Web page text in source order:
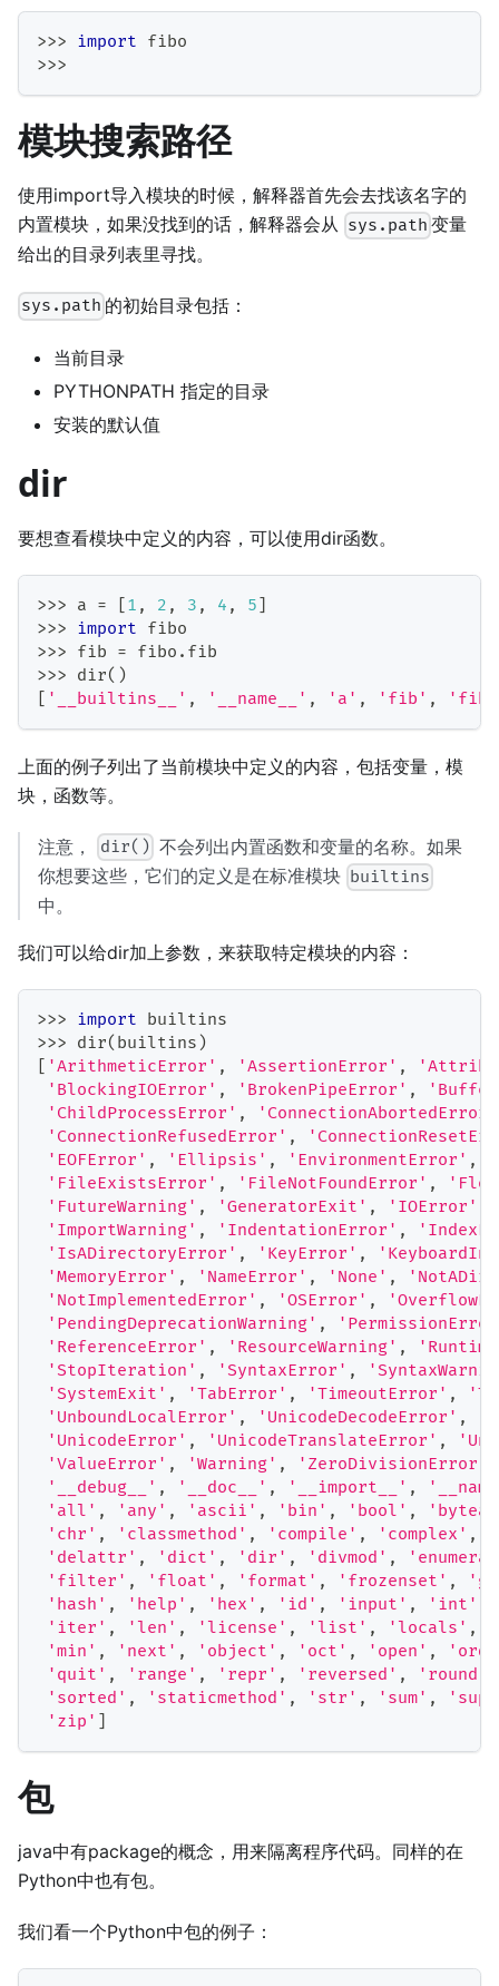
>>> import fibo
>>>
模块搜索路径
使用import导入模块的时候，解释器首先会去找该名字的
内置模块，如果没找到的话，解释器会从 sys.path 变量
给出的目录列表里寻找。
sys.path 的初始目录包括：
当前目录
PYTHONPATH 指定的目录
安装的默认值
dir
要想查看模块中定义的内容，可以使用dir函数。
>>> a = [1 , 2 , 3 , 4 , 5]
>>> import fibo
>>> fib = fibo . fib
>>> dir( )
[ '__builtins__' , '__name__' , 'a' , 'fib' ,
上面的例子列出了当前模块中定义的内容，包括变量，模
块，函数等。
注意， dir() 不会列出内置函数和变量的名称。如果
你想要这些，它们的定义是在标准模块 builtins
中。
我们可以给dir加上参数，来获取特定模块的内容：
>>> import builtins
>>> dir( builtins )
[ 'ArithmeticError' , 'AssertionError' ,
'BlockingIOError' , 'BrokenPipeError' ,
'ChildProcessError' , 'ConnectionAbortedError'
'ConnectionRefusedError' ,
'EOFError' , 'Ellipsis' , 'EnvironmentError' ,
'FileExistsError' , 'FileNotFoundError' ,
'FutureWarning' , 'GeneratorExit' , 'IOError'
'ImportWarning' , 'IndentationError' ,
'IsADirectoryError' , 'KeyError' ,
'MemoryError' , 'NameError' , 'None' ,
'NotImplementedError' , 'OSError' ,
'PendingDeprecationWarning' ,
'ReferenceError' , 'ResourceWarning' ,
'StopIteration' , 'SyntaxError' ,
'SystemExit' , 'TabError' , 'TimeoutError' ,
'UnboundLocalError' , 'UnicodeDecodeError' ,
'UnicodeError' , 'UnicodeTranslateError' ,
'ValueError' , 'Warning' , 'ZeroDivisionError'
'__debug__' , '__doc__' , '__import__' ,
'all' , 'any' , 'ascii' , 'bin' , 'bool' ,
'chr' , 'classmethod' , 'compile' , 'complex' ,
'delattr' , 'dict' , 'dir' , 'divmod' ,
'filter' , 'float' , 'format' , 'frozenset' ,
'hash' , 'help' , 'hex' , 'id' , 'input' , 'int'
'iter' , 'len' , 'license' , 'list' , 'locals' ,
'min' , 'next' , 'object' , 'oct' , 'open' , 'ord'
'quit' , 'range' , 'repr' , 'reversed' , 'round'
'sorted' , 'staticmethod' , 'str' , 'sum' ,
'zip' ]
包
java中有package的概念，用来隔离程序代码。同样的在
Python中也有包。
我们看一个Python中包的例子：